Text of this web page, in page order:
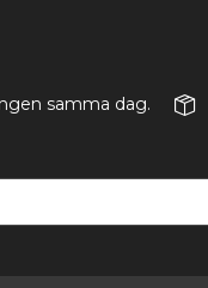
samma dag.